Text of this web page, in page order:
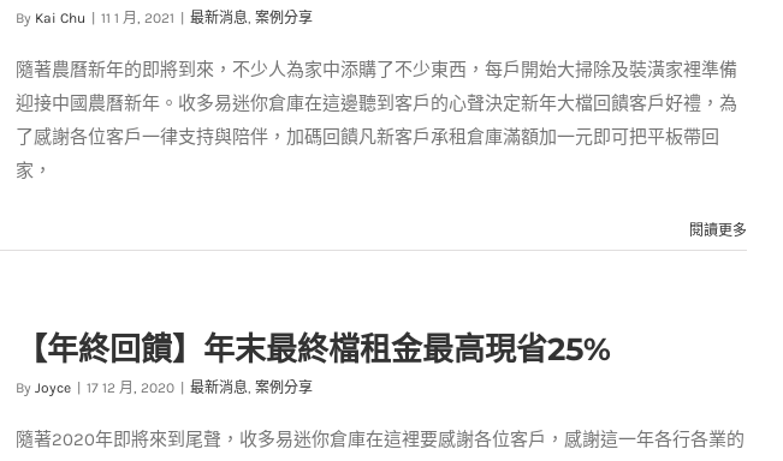
By Kai Chu 11 1 月, 2021 最新消息, 案例分享
隨著農曆新年的即將到來，不少人為家中添購了不少東西，每戶開始大掃除及裝潢家裡­準備
迎接中國農曆新年。收多易迷你倉庫在這邊聽到客戶的心聲決定新年大檔回饋客戶好禮，為
了感謝各位客戶一律支持與陪伴，加碼回饋凡新客戶承租倉庫滿額加一元即可把平板帶回
家，
閱讀更多
【年終回饋】年末最終檔租金最高現省25%
By Joyce 17 12 月, 2020 最新消息, 案例分享
隨著2020年即將來到尾聲，收多易迷你倉庫在這裡要感謝各位客戶，感謝這一年各行各業的